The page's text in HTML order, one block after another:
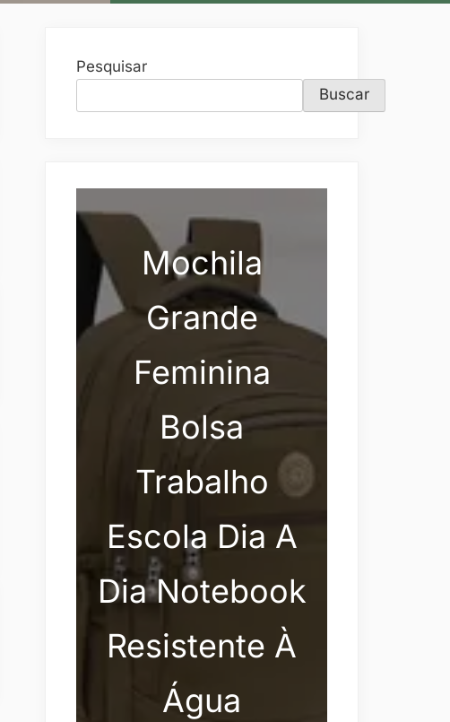
Pesquisar
Buscar
Mochila
Grande
Feminina
Bolsa
Trabalho
Escola Dia A
Dia Notebook
Resistente À
Água